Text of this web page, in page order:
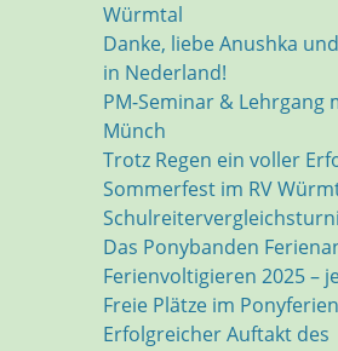
Würmtal
Danke, liebe Anushka
in Nederland!
PM-Seminar & Lehrgang
Münch
Trotz Regen ein voller
Sommerfest im RV
Das Ponybanden
Ferienvoltigieren 2025 –
Freie Plätze im
Erfolgreicher Auftakt des